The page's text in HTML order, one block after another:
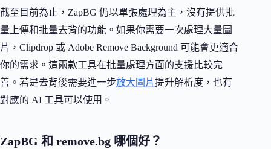
截至目前為止，ZapBG 仍以單張處理為主，沒有提供批
量上傳和批量去背的功能。如果你需要一次處理大量圖
片，Clipdrop 或 Adobe Remove Background 可能會更適合
你的需求。這兩款工具在批量處理方面的支援比較完
善。若是去背後需要進一步放大圖片提升解析度，也有
對應的 AI 工具可以使用。
ZapBG 和 remove.bg 哪個好？